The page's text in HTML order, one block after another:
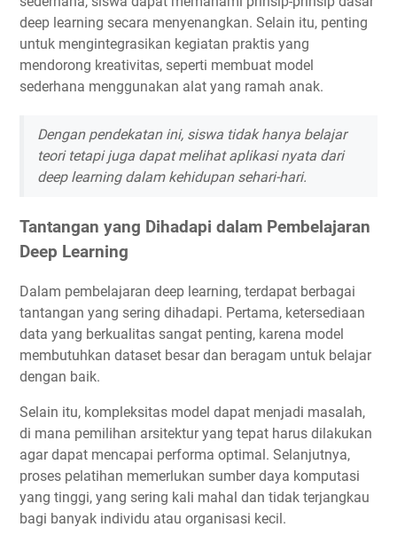
deep learning secara menyenangkan. Selain itu, penting
untuk mengintegrasikan kegiatan praktis yang
mendorong kreativitas, seperti membuat model
sederhana menggunakan alat yang ramah anak.
Dengan pendekatan ini, siswa tidak hanya belajar
teori tetapi juga dapat melihat aplikasi nyata dari
deep learning dalam kehidupan sehari-hari.
Tantangan yang Dihadapi dalam Pembelajaran
Deep Learning
Dalam pembelajaran deep learning, terdapat berbagai
tantangan yang sering dihadapi. Pertama, ketersediaan
data yang berkualitas sangat penting, karena model
membutuhkan dataset besar dan beragam untuk belajar
dengan baik.
Selain itu, kompleksitas model dapat menjadi masalah,
di mana pemilihan arsitektur yang tepat harus dilakukan
agar dapat mencapai performa optimal. Selanjutnya,
proses pelatihan memerlukan sumber daya komputasi
yang tinggi, yang sering kali mahal dan tidak terjangkau
bagi banyak individu atau organisasi kecil.